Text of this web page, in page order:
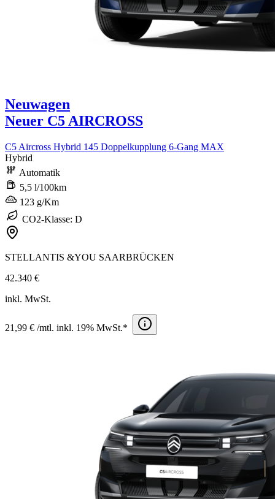
Neuwagen
Neuer C5 AIRCROSS
C5 Aircross Hybrid 145 Doppelkupplung 6-Gang MAX
Hybrid
Automatik
5,5 l/100km
123 g/Km
CO2-Klasse: D
STELLANTIS &YOU SAARBRÜCKEN
42.340 €
inkl. MwSt.
21,99 € /mtl. inkl. 19% MwSt.*